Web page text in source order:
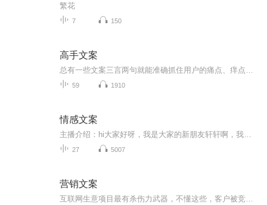
繁花
7 150
高手文案
59 1910
情感文案
27 5007
营销文案